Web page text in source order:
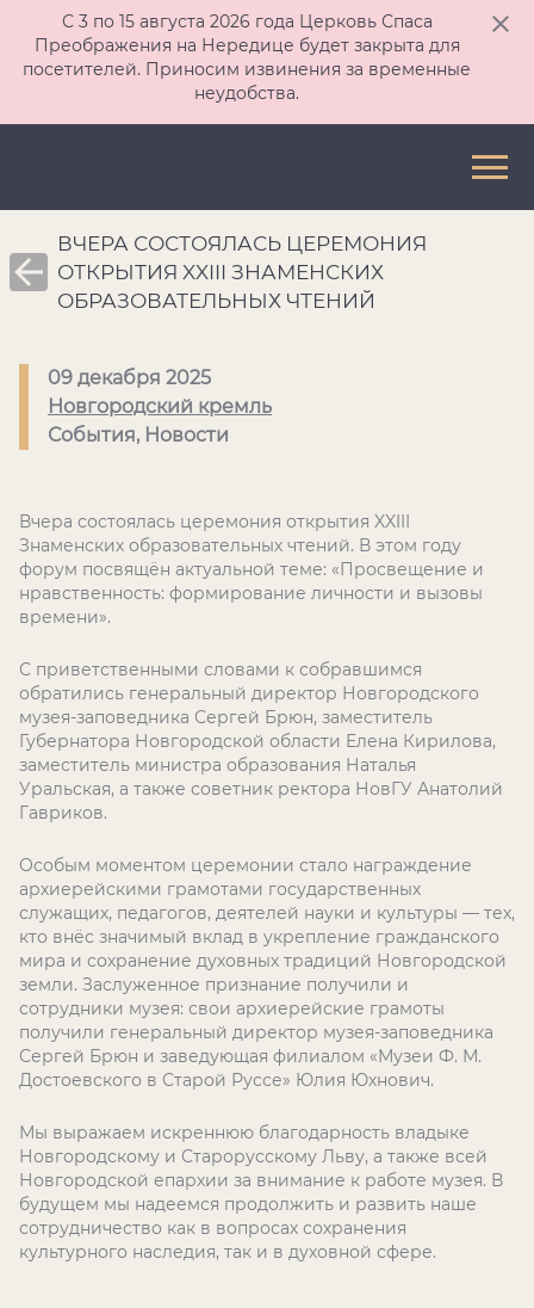
С 3 по 15 августа 2026 года Церковь Спаса
Преображения на Нередице будет закрыта для
посетителей. Приносим извинения за временные
неудобства.
ВЧЕРА СОСТОЯЛАСЬ ЦЕРЕМОНИЯ
ОТКРЫТИЯ XXIII ЗНАМЕНСКИХ
ОБРАЗОВАТЕЛЬНЫХ ЧТЕНИЙ
09 декабря 2025
Новгородский кремль
События, Новости
Вчера состоялась церемония открытия XXIII
Знаменских образовательных чтений. В этом году
форум посвящён актуальной теме: «Просвещение и
нравственность: формирование личности и вызовы
времени».
С приветственными словами к собравшимся
обратились генеральный директор Новгородского
музея-заповедника Сергей Брюн, заместитель
Губернатора Новгородской области Елена Кирилова,
заместитель министра образования Наталья
Уральская, а также советник ректора НовГУ Анатолий
Гавриков.
Особым моментом церемонии стало награждение
архиерейскими грамотами государственных
служащих, педагогов, деятелей науки и культуры — тех,
кто внёс значимый вклад в укрепление гражданского
мира и сохранение духовных традиций Новгородской
земли. Заслуженное признание получили и
сотрудники музея: свои архиерейские грамоты
получили генеральный директор музея-заповедника
Сергей Брюн и заведующая филиалом «Музеи Ф. М.
Достоевского в Старой Руссе» Юлия Юхнович.
Мы выражаем искреннюю благодарность владыке
Новгородскому и Старорусскому Льву, а также всей
Новгородской епархии за внимание к работе музея. В
будущем мы надеемся продолжить и развить наше
сотрудничество как в вопросах сохранения
культурного наследия, так и в духовной сфере.